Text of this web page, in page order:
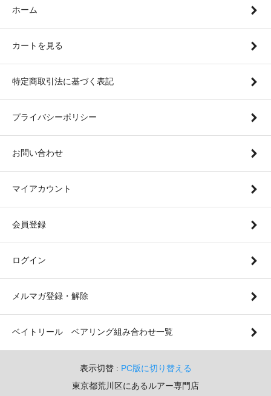
ホーム
カートを見る
特定商取引法に基づく表記
プライバシーポリシー
お問い合わせ
マイアカウント
会員登録
ログイン
メルマガ登録・解除
ベイトリール ベアリング組み合わせ一覧
表示切替 : PC版に切り替える
東京都荒川区にあるルアー専門店